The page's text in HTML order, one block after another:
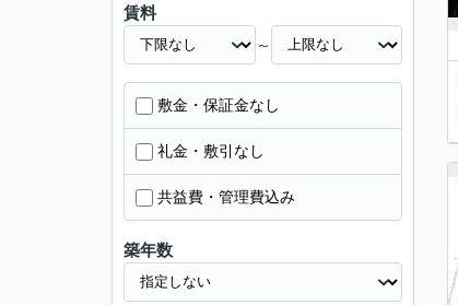
賃料
～
敷金・保証金なし
礼金・敷引なし
共益費・管理費込み
築年数